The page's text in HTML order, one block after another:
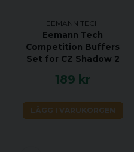
EEMANN TECH
Eemann Tech
Competition Buffers
Set for CZ Shadow 2
189 kr
LÄGG I VARUKORGEN